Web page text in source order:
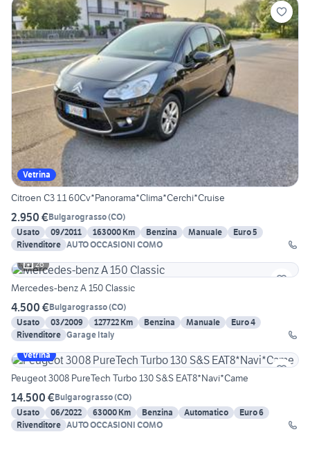
Vetrina
Citroen C3 1.1 60Cv*Panorama*Clima*Cerchi*Cruise
2.950 €Bulgarograsso(CO)
Usato
09/2011 163000 Km Benzina Manuale
Euro 5
Rivenditore AUTO OCCASIONI COMO
26
Mercedes-benz A 150 Classic
4.500 €Bulgarograsso(CO)
Usato
03/2009 127722 Km Benzina Manuale
Euro 4
Rivenditore Garage Italy
Vetrina
Peugeot 3008 PureTech Turbo 130 S&S EAT8*Navi*Came
14.500 €Bulgarograsso(CO)
Usato
06/2022 63000 Km Benzina Automatico
Euro 6
Rivenditore AUTO OCCASIONI COMO